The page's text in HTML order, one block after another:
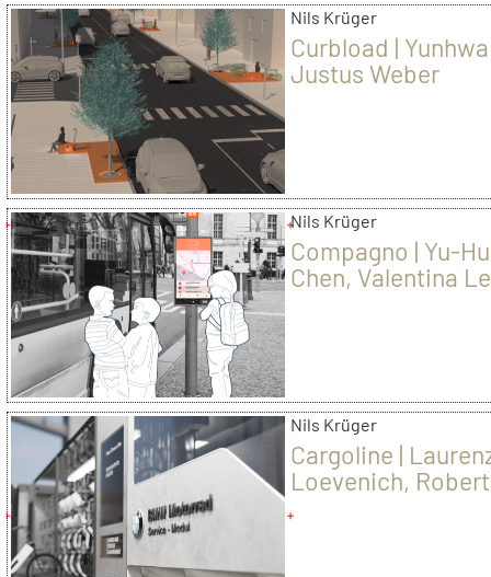
Nils Krüger
Curbload |
Justus Weber
Nils Krüger
Compagno | Yu-
Chen, Valentina
Nils Krüger
Cargoline |
Loevenich,
Hunger, Cord